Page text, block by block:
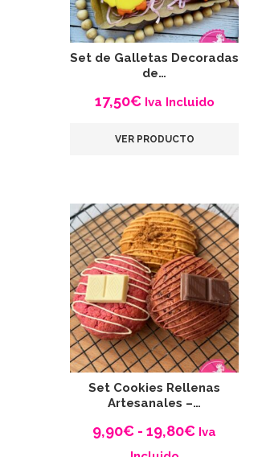
Set de Galletas Decoradas
de…
17,50€ Iva Incluido
VER PRODUCTO
Set Cookies Rellenas
Artesanales –…
9,90€ - 19,80€Rango
Iva